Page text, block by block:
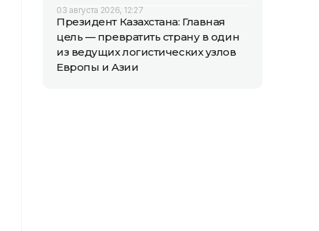
03 августа 2026, 12:27
Президент Казахстана: Главная
цель — превратить страну в один
из ведущих логистических узлов
Европы и Азии